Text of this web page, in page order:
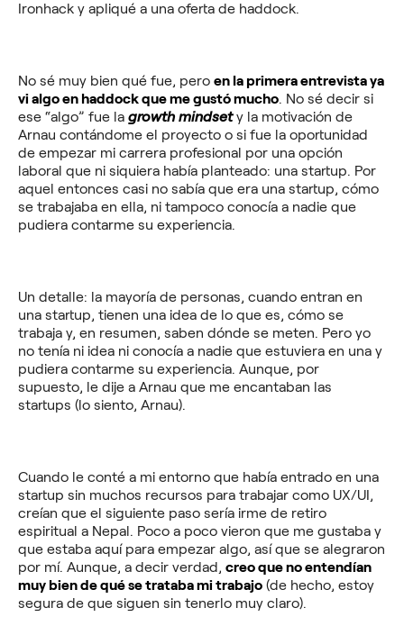
Ironhack y apliqué a una oferta de haddock.
No sé muy bien qué fue, pero en la primera entrevista ya
vi algo en haddock que me gustó mucho. No sé decir si
ese “algo” fue la growth mindsety la motivación de
Arnau contándome el proyecto o si fue la oportunidad
de empezar mi carrera profesional por una opción
laboral que ni siquiera había planteado: una startup. Por
aquel entonces casi no sabía que era una startup, cómo
se trabajaba en ella, ni tampoco conocía a nadie que
pudiera contarme su experiencia.
Un detalle: la mayoría de personas, cuando entran en
una startup, tienen una idea de lo que es, cómo se
trabaja y, en resumen, saben dónde se meten. Pero yo
no tenía ni idea ni conocía a nadie que estuviera en una y
pudiera contarme su experiencia. Aunque, por
supuesto, le dije a Arnau que me encantaban las
startups (lo siento, Arnau).
Cuando le conté a mi entorno que había entrado en una
startup sin muchos recursos para trabajar como UX/UI,
creían que el siguiente paso sería irme de retiro
espiritual a Nepal. Poco a poco vieron que me gustaba y
que estaba aquí para empezar algo, así que se alegraron
por mí. Aunque, a decir verdad, creo que no entendían
muy bien de qué se trataba mi trabajo (de hecho, estoy
segura de que siguen sin tenerlo muy claro).